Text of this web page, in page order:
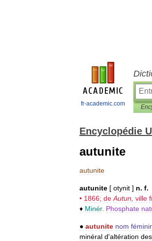
fr-academic.com
Encyclopédie
autunite
autunite
autunite [ otynit ] n. f.
• 1866; de Autun ville
♦ Minér. Phosphate
● autunite nom
minéral d'altération des